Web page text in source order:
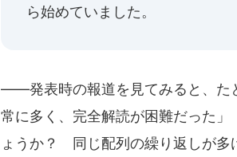
ら始めていました。
――発表時の報道を見てみると、た
常に多く、完全解読が困難だった
ょうか？ 同じ配列の繰り返しが多